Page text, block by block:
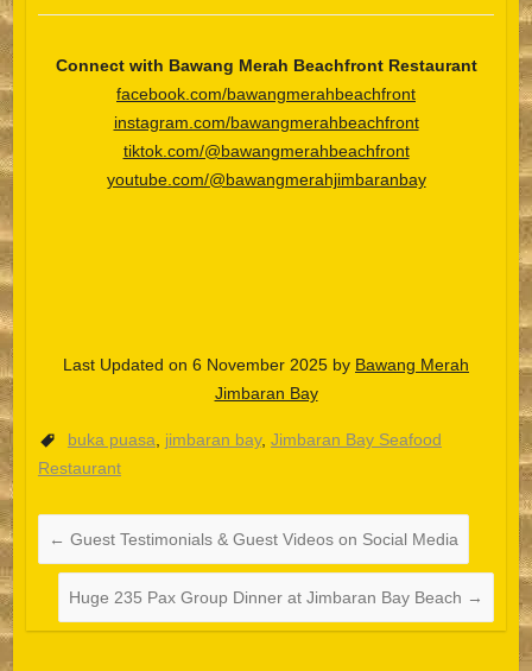
Connect with Bawang Merah Beachfront Restaurant
facebook.com/bawangmerahbeachfront
instagram.com/bawangmerahbeachfront
tiktok.com/@bawangmerahbeachfront
youtube.com/@bawangmerahjimbaranbay
Last Updated on 6 November 2025 by Bawang Merah
Jimbaran Bay
buka puasa jimbaran bay, Jimbaran Bay Seafood
Restaurant
← Guest Testimonials & Guest Videos on Social Media
Huge 235 Pax Group Dinner at Jimbaran Bay Beach →
日本語
한국어
Español